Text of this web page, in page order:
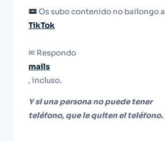
Os subo contenido no bailongo a
TikTok
✉ Respondo
mails
, incluso.
Y si una persona no puede tener
teléfono, que le quiten el teléfono.